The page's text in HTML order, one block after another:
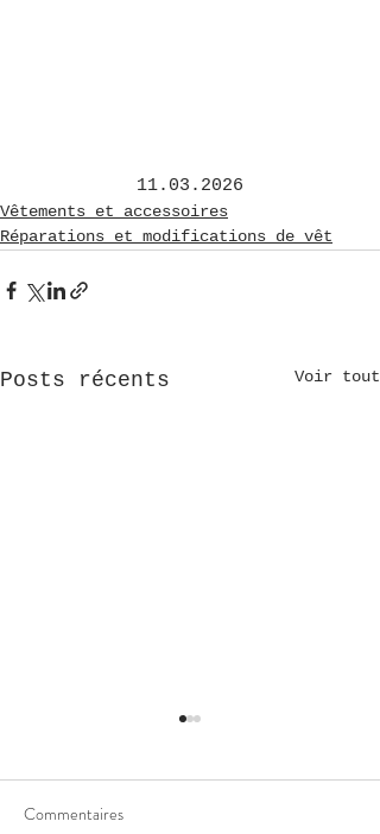
11.03.2026
Vêtements et accessoires
Réparations et modifications de vêt
Posts récents Voir tout
Commentaires